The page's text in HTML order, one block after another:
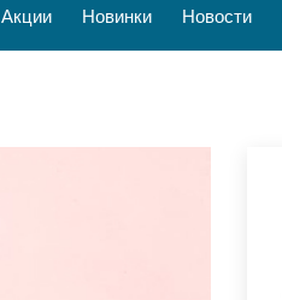
Акции Новинки Новости